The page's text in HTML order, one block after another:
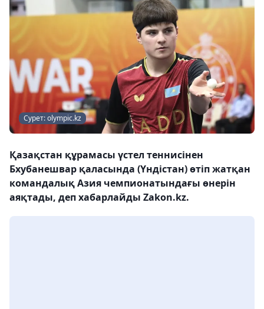
Сурет: olympic.kz
Қазақстан құрамасы үстел теннисінен
Бхубанешвар қаласында (Үндістан) өтіп жатқан
командалық Азия чемпионатындағы өнерін
аяқтады, деп хабарлайды Zakon.kz.